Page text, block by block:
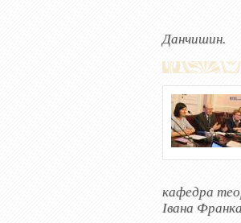
Данчишин.
кафедра
Івана